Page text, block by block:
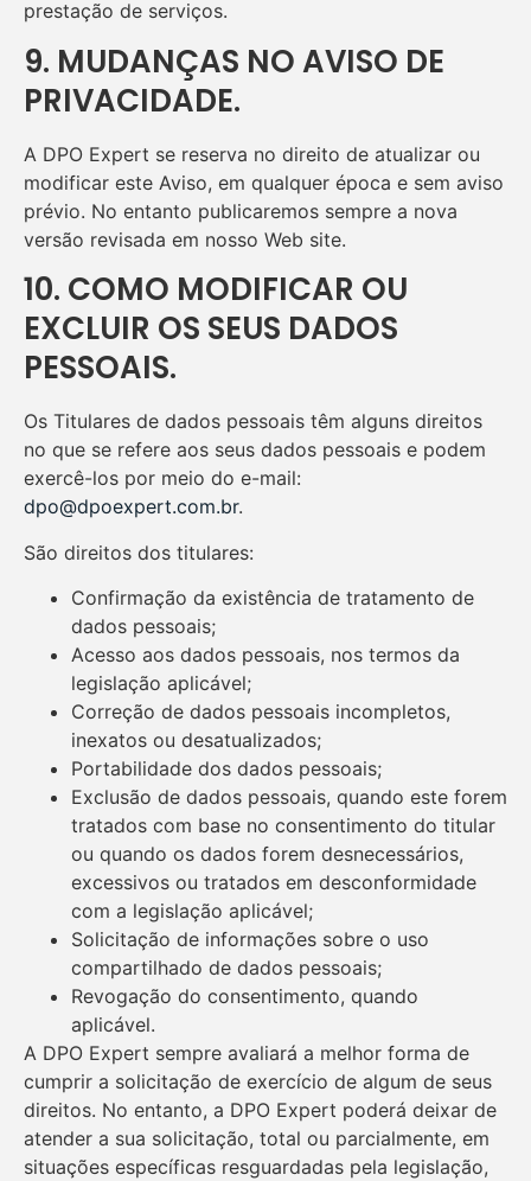
prestação de serviços.
9. MUDANÇAS NO AVISO DE
PRIVACIDADE.
A DPO Expert se reserva no direito de atualizar ou
modificar este Aviso, em qualquer época e sem aviso
prévio. No entanto publicaremos sempre a nova
versão revisada em nosso Web site.
10. COMO MODIFICAR OU
EXCLUIR OS SEUS DADOS
PESSOAIS.
Os Titulares de dados pessoais têm alguns direitos
no que se refere aos seus dados pessoais e podem
exercê-los por meio do e-mail:
dpo@dpoexpert.com.br.
São direitos dos titulares:
Confirmação da existência de tratamento de
dados pessoais;
Acesso aos dados pessoais, nos termos da
legislação aplicável;
Correção de dados pessoais incompletos,
inexatos ou desatualizados;
Portabilidade dos dados pessoais;
Exclusão de dados pessoais, quando este forem
tratados com base no consentimento do titular
ou quando os dados forem desnecessários,
excessivos ou tratados em desconformidade
com a legislação aplicável;
Solicitação de informações sobre o uso
compartilhado de dados pessoais;
Revogação do consentimento, quando
aplicável.
A DPO Expert sempre avaliará a melhor forma de
cumprir a solicitação de exercício de algum de seus
direitos. No entanto, a DPO Expert poderá deixar de
atender a sua solicitação, total ou parcialmente, em
situações específicas resguardadas pela legislação,